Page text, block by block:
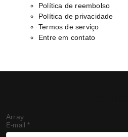
Política de reembolso
Política de privacidade
Termos de serviço
Entre em contato
Array
E-mail *